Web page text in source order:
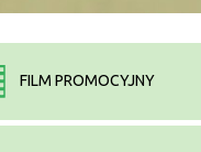
FILM PROMOCYJNY